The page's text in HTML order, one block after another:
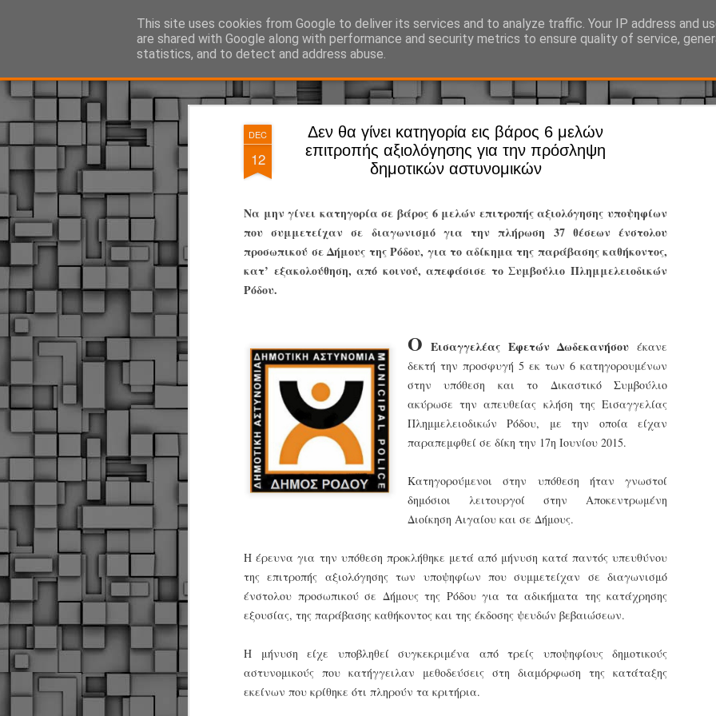
DEC
12
Δεν θα γίνει κατηγορία εις βάρος 6 μελών
επιτροπής αξιολόγησης για την πρόσληψη
δημοτικών αστυνομικών
Να μην γίνει κατηγορία σε βάρος 6 μελών επιτροπής αξιολόγησης υποψηφίων
που συμμετείχαν σε διαγωνισμό για την πλήρωση 37 θέσεων ένστολου
προσωπικού σε Δήμους της Ρόδου, για το αδίκημα της παράβασης καθήκοντος,
κατ’ εξακολούθηση, από κοινού, απεφάσισε το Συμβούλιο Πλημμελειοδικών
Ρόδου.
Ο Εισαγγελέας Εφετών Δωδεκανήσου έκανε
δεκτή την προσφυγή 5 εκ των 6 κατηγορουμένων
στην υπόθεση και το Δικαστικό Συμβούλιο
ακύρωσε την απευθείας κλήση της Εισαγγελίας
Πλημμελειοδικών Ρόδου, με την οποία είχαν
παραπεμφθεί σε δίκη την 17η Ιουνίου 2015.
Κατηγορούμενοι στην υπόθεση ήταν γνωστοί
δημόσιοι λειτουργοί στην Αποκεντρωμένη
Διοίκηση Αιγαίου και σε Δήμους.
Η έρευνα για την υπόθεση προκλήθηκε μετά από μήνυση κατά παντός υπευθύνου
της επιτροπής αξιολόγησης των υποψηφίων που συμμετείχαν σε διαγωνισμό
ένστολου προσωπικού σε Δήμους της Ρόδου για τα αδικήματα της κατάχρησης
εξουσίας, της παράβασης καθήκοντος και της έκδοσης ψευδών βεβαιώσεων.
Η μήνυση είχε υποβληθεί συγκεκριμένα από τρείς υποψηφίους δημοτικούς
αστυνομικούς που κατήγγειλαν μεθοδεύσεις στη διαμόρφωση της κατάταξης
εκείνων που κρίθηκε ότι πληρούν τα κριτήρια.
This site uses cookies from Google to deliver its services and to analyze traffic. Your IP address and
are shared with Google along with performance and security metrics to ensure quality of service,
statistics, and to detect and address abuse.
ΔΗΜΟΤΙΚΗ ΑΣΤΥΝΟΜΙΑ, τα νέα! Ό, τι συμβαίνει γύρω από τη Δημοτική Αστυνομία, την τοπική
JUL
29
Ξεκινά επίσημα η
Η Δημοτική Αστυνομία
καθώς από την 1η
Η νέα υπηρεσία θα
εκπαιδευμένους
ήδη ολοκληρώσει την
είναι έτοιμοι να
Στο πλαίσιο της
ολοκαίνουργια
στελεχών της υπηρεσίας.
JUN
Δήμος Κοζάνης :
JUN
Απολογισμός των